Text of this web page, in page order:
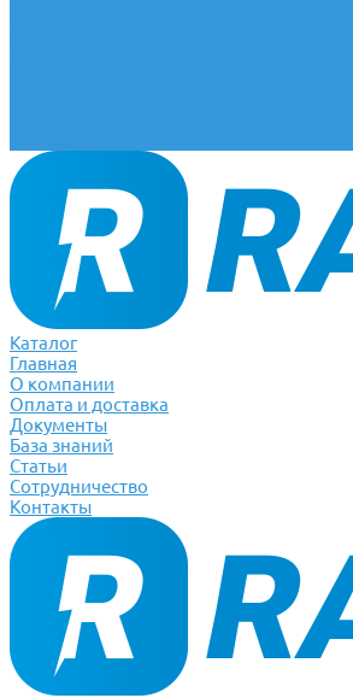
Каталог
Главная
О компании
Оплата и доставка
Документы
База знаний
Статьи
Сотрудничество
Контакты